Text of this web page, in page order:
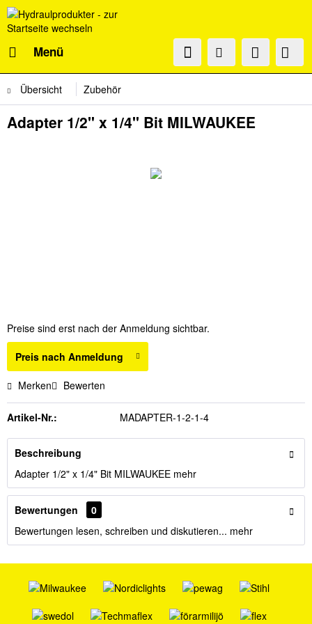
Menü
Übersicht Zubehör
Adapter 1/2" x 1/4" Bit MILWAUKEE
Preise sind erst nach der Anmeldung sichtbar.
Preis nach Anmeldung
Merken Bewerten
Artikel-Nr.: MADAPTER-1-2-1-4
Beschreibung
Adapter 1/2" x 1/4" Bit MILWAUKEE mehr
Bewertungen
0
Bewertungen lesen, schreiben und diskutieren... mehr